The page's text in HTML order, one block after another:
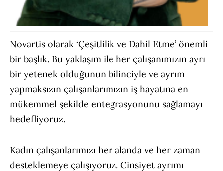
Novartis olarak ‘Çeşitlilik ve Dahil Etme’ önemli
bir başlık. Bu yaklaşım ile her çalışanımızın ayrı
bir yetenek olduğunun bilinciyle ve ayrım
yapmaksızın çalışanlarımızın iş hayatına en
mükemmel şekilde entegrasyonunu sağlamayı
hedefliyoruz.
Kadın çalışanlarımızı her alanda ve her zaman
desteklemeye çalışıyoruz. Cinsiyet ayrımı